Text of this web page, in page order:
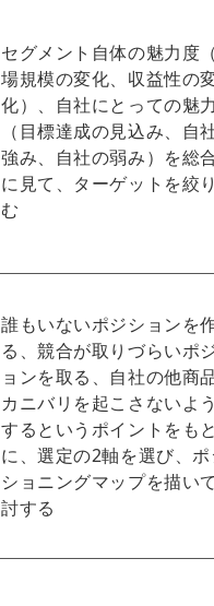
セグメント自体の魅力度
場規模の変化、収益性の
化）、自社にとっての魅
（目標達成の見込み、自
強み、自社の弱み）を総
に見て、ターゲットを絞
む
誰もいないポジションを
る、競合が取りづらいポ
ョンを取る、自社の他商
カニバリを起こさないよ
するというポイントをもと
に、選定の2軸を選び、ポ
ショニングマップを描い
討する